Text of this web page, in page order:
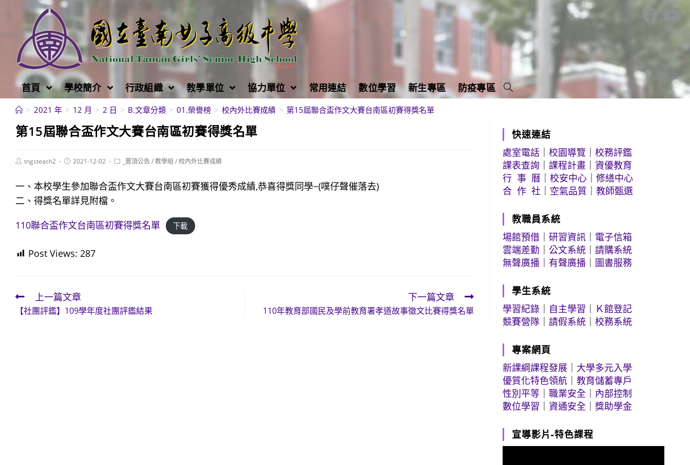
首頁 學校簡介 行政組織 教學單位 協力單位 常用連結 數位學習 新生專區 防疫專區
> 2021 年 > 12 月 > 2 日 > B.文章分類 > 01.榮譽榜 > 校內外比賽成績 > 第15屆聯合盃作文大賽台南區初賽得獎名單
第15屆聯合盃作文大賽台南區初賽得獎名單
Posttngsteach2
Post2021-12-02
Post _置頂公告/教學組 /校內外比賽成績
一、本校學生參加聯合盃作文大賽台南區初賽獲得優秀成績,恭喜得獎同學~(噗仔聲催落去)
二、得獎名單詳見附檔。
110聯合盃作文台南區初賽得獎名單
下載
Post Views: 287
Read
more
上一篇文章
【社團評鑑】109學年度社團評鑑結果
下一篇文章
110年教育部國民及學前教育署孝道故事徵文比賽得獎名單
快速連結
處室電話 ｜校園導覽 ｜校務評鑑
課表查詢 ｜課程計畫 ｜資優教育
行 事 曆 ｜校安中心 ｜修繕中心
合 作 社
空氣品質 ｜教師甄選
教職員系統
場館預借 ｜研習資訊
電子信箱
雲端差勤 ｜公文系統 ｜請購系統
無聲廣播
有聲廣播 圖書服務
學生系統
學習紀錄
自主學習
Ｋ館登記
競賽營隊 ｜請假系統 ｜校務系統
專案網頁
新課綱課程發展
大學多元入學
優質化特色領航 ｜教育儲蓄專戶
性別平等 ｜職業安全
內部控制
數位學習 ｜資通安全 ｜獎助學金
宣導影片-特色課程